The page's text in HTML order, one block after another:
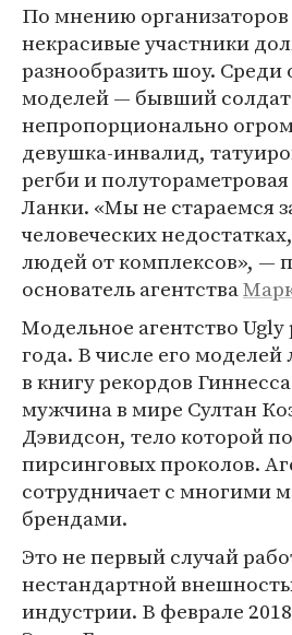
По мнению организаторов
некрасивые участники
разнообразить шоу.
моделей — бывший солдат
непропорционально
девушка-инвалид,
регби и
Ланки. «Мы не стараемся
человеческих
людей от комплексов», —
основатель агентства
Модельное агентство Ugly
года. В числе его
в книгу рекордов
мужчина в мире Султан
Дэвидсон, тело которой
пирсинговых проколов.
сотрудничает с многими
брендами.
Это не первый случай
нестандартной
индустрии. В феврале